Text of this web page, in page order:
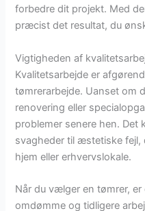
forbedre dit projekt. Med
præcist det resultat, du
Vigtigheden af
Kvalitetsarbejde er
tømrerarbejde. Uanset om
renovering eller
problemer senere hen. Det
svagheder til æstetiske
hjem eller erhvervslokale.
Når du vælger en tømrer,
omdømme og tidligere